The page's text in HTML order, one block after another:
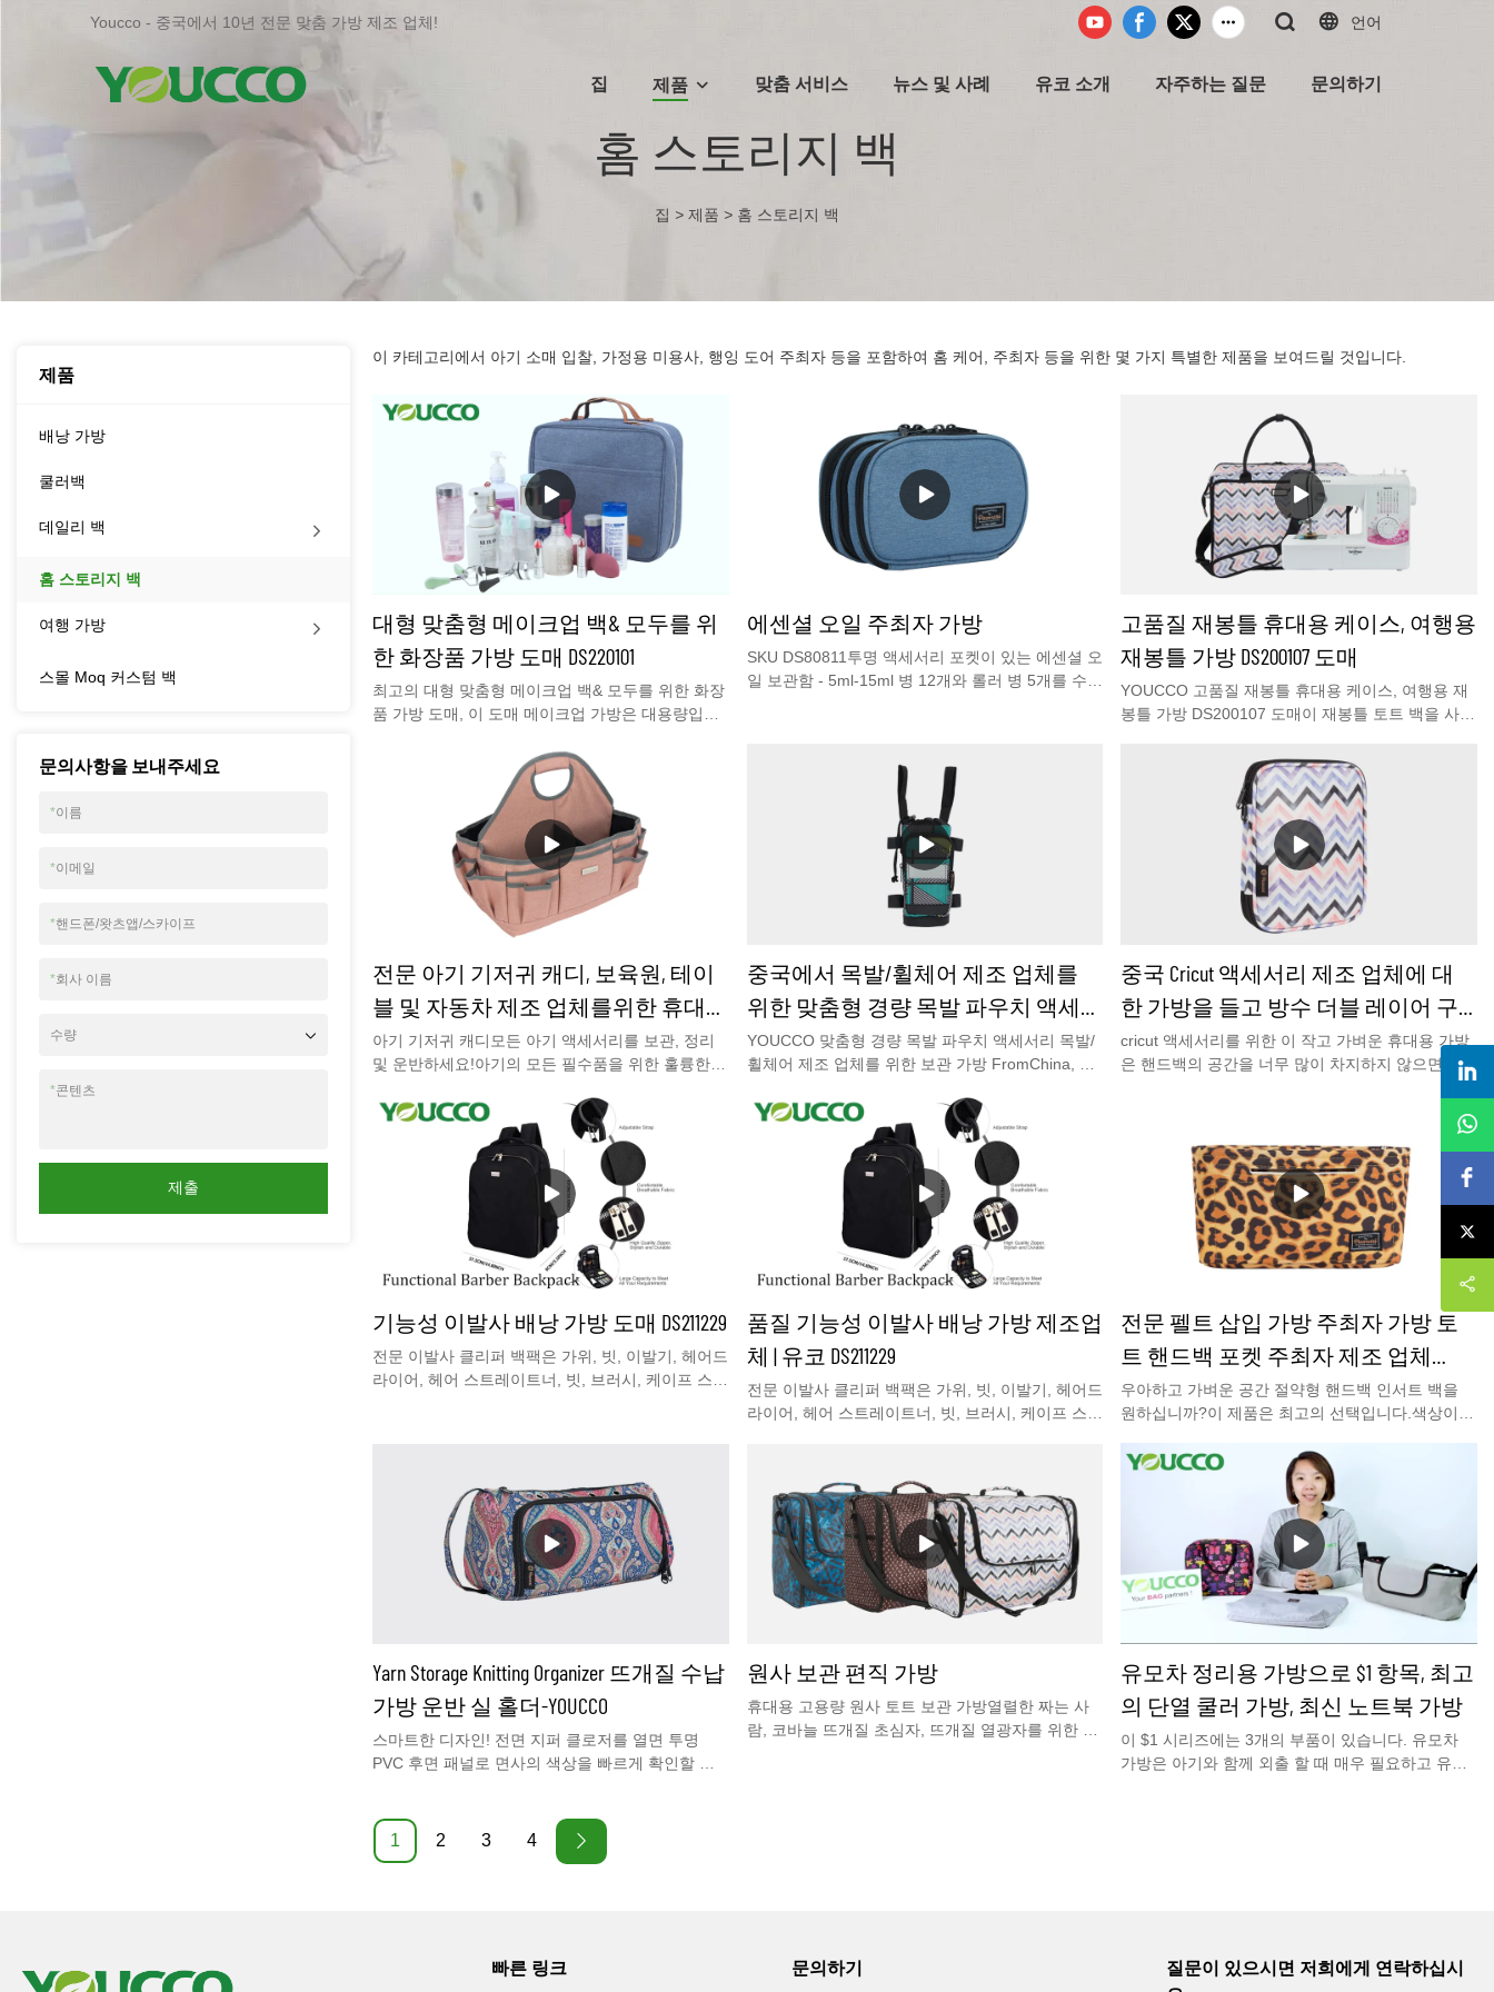
Youcco - 중국에서 10년 전문 맞춤 가방 제조 업체! 언어
집 제품 맞춤 서비스 뉴스 및 사례 유코 소개 자주하는 질문 문의하기
홈 스토리지 백
집 > 제품 > 홈 스토리지 백
제품
배낭 가방
쿨러백
데일리 백
홈 스토리지 백
여행 가방
스몰 Moq 커스텀 백
문의사항을 보내주세요
*이름
*이메일
*핸드폰/왓츠앱/스카이프
*회사 이름
수량
*콘텐츠
제출
이 카테고리에서 아기 소매 입찰, 가정용 미용사, 행잉 도어 주최자 등을 포함하여 홈 케어, 주최자 등을 위한 몇 가지 특별한 제품을 보여드릴 것입니다.
대형 맞춤형 메이크업 백& 모두를 위
한 화장품 가방 도매 DS220101
최고의 대형 맞춤형 메이크업 백& 모두를 위한 화장
품 가방 도매, 이 도매 메이크업 가방은 대용량입니
구 가방의 모든 칸막이가 있어 정리가 매우 쉽습니
다. 결국, 면도기나 샴푸를 찾기 위해 세면도구 가방
을 뒤지는 것을 좋아하는 사람이 어디 있겠습니까?
우리는 확실히하지 않습니다! 별도의 수납 공간이
많아 세면도구와 화장품을 모두 보관할 수 있으며
XL 360⁰ 금속 회전 고리를 사용하면 어디든 걸 수 있
어 쉽게 꺼낼 수 있습니다. Youcco는 여전히 다른 맞
춤형 로고 화장품 가방을 보유하고 있습니다. 자세
것을 환영합니다.
에센셜 오일 주최자 가방
SKU DS80811투명 액세서리 포켓이 있는 에센셜 오
일 보관함 - 5ml-15ml 병 12개와 롤러 병 5개를 수납
감으로 제공되어 에센셜 오일을 손상으로부터 보호
합니다. 에센셜 오일 보관함은 손에 들고 다니거나
일상적인 토트백이나 여행 가방에 넣기 쉽습니다.
3-레이어 에센셜 오일 오거나이저 백, 각 레이어에
는 이중 지퍼가 있습니다. 중간 층에는 후크가 있어
여행할 때 욕실에 쉽게 걸 수 있습니다. 에센셜 오일
운반 케이스는 5ml-15ml 병 12개와 롤러 병 5개를
잡고 떨어지지 않도록 합니다.치수:19L*8W*13H cm
고품질 재봉틀 휴대용 케이스, 여행용
재봉틀 가방 DS200107 도매
YOUCCO 고품질 재봉틀 휴대용 케이스, 여행용 재
봉틀 가방 DS200107 도매이 재봉틀 토트 백을 사용
게 휴대할 수 있습니다. 아름다운 외부 내구성 소재
는 외관이 훌륭하고 견고합니다. 이 가방에는 튼튼
한 손잡이, 액세서리 주머니, 넉넉한 공간 등 여행용
재봉틀이 필요로 하는 모든 견고한 기능이 있습니
전문 아기 기저귀 캐디, 보육원, 테이
블 및 자동차 제조 업체를위한 휴대용
기저귀 캐디 주최자
아기 기저귀 캐디모든 아기 액세서리를 보관, 정리
및 운반하세요!아기의 모든 필수품을 위한 훌륭한
및 정리함은 아기 기저귀, 젖병, 아기 물티슈, 아기
턱받이, 아기 장난감, 젖꼭지 등을 제자리에 보관할
수 있습니다. 튼튼한 운반 손잡이로 이 아기 기저귀
캐디를 야외 활동, 가정 사용 또는 여행에 사용할 수
있습니다. 지금 좋은 견적과 무료 샘플을 받으려면
저희에게 연락하십시오.
중국에서 목발/휠체어 제조 업체를
위한 맞춤형 경량 목발 파우치 액세서
리 보관 가방
YOUCCO 맞춤형 경량 목발 파우치 액세서리 목발/
휠체어 제조 업체를 위한 보관 가방 FromChina, 좋
하십시오!이 목발 액세서리 보관 가방은 표준 목발
에 맞습니다! 당신의 선택을 위한 여러 색상.심플하
고 스타일리시한 방수 폴리에스터 소재로 제작된 내
구성이 뛰어나고 가벼운 이 목발은 보편적으로 사용
하기에 적합합니다.
중국 Cricut 액세서리 제조 업체에 대
한 가방을 들고 방수 더블 레이어 구
성 케이스-YOUCCO
cricut 액세서리를 위한 이 작고 가벼운 휴대용 가방
은 핸드백의 공간을 너무 많이 차지하지 않으면서
먼지로부터 보호할 뿐만 아니라, 공예를 위해 운반
하거나 이동하고 보관하기 위해 정리하는 것이 편리
합니다. 공예 애호가를 위한 훌륭한 선물입니다.맞
춤형 로고 또는 패턴을 환영합니다. 지금 무료 샘플
을 받으려면 저희에게 연락하십시오.
기능성 이발사 배낭 가방 도매 DS211229
전문 이발사 클리퍼 백팩은 가위, 빗, 이발기, 헤어드
라이어, 헤어 스트레이트너, 빗, 브러시, 케이프 스프
품질 기능성 이발사 배낭 가방 제조업
체 | 유코 DS211229
전문 이발사 클리퍼 백팩은 가위, 빗, 이발기, 헤어드
라이어, 헤어 스트레이트너, 빗, 브러시, 케이프 스프
사, 이발소 학생, 전문 미용사에게 적합합니다!
전문 펠트 삽입 가방 주최자 가방 토
트 핸드백 포켓 주최자 제조 업체
DS80902
우아하고 가벼운 공간 절약형 핸드백 인서트 백을
원하십니까?이 제품은 최고의 선택입니다.색상이
라이너를 보호합니다.중소형 백팩에 적합한 작은 사
이즈로 일상 업무에 최적의 장비입니다.프리미엄
3mm 펠트로 제작되어 가벼우면서도 튼튼하여 핸드
백/토트백/지갑의 형태를 유지하고 소지품을 잘 정
리할 수 있습니다.측면에 4개의 작은 주머니가 있는
오거나이저 백으로 선글라스, 립스틱, 열쇠, 티슈를
넣을 수 있습니다.지금 무료 샘플을 받으려면 저희
에게 연락하십시오.
Yarn Storage Knitting Organizer 뜨개질 수납
가방 운반 실 홀더-YOUCCO
스마트한 디자인! 전면 지퍼 클로저를 열면 투명
PVC 후면 패널로 면사의 색상을 빠르게 확인할 수
납공간과 뒷면에 1개의 큰 포켓으로 구성되어 있습
니다.& 최대 10인치 뜨개질 바늘, 가위, 크로셰 후크
원사 보관 편직 가방
휴대용 고용량 원사 토트 보관 가방열렬한 짜는 사
람, 코바늘 뜨개질 초심자, 뜨개질 열광자를 위한 큰
유모차 정리용 가방으로 $1 항목, 최고
의 단열 쿨러 가방, 최신 노트북 가방
이 $1 시리즈에는 3개의 부품이 있습니다. 유모차
가방은 아기와 함께 외출 할 때 매우 필요하고 유용
1 2 3 4
빠른 링크 문의하기
질문이 있으시면 저희에게 연락하십시